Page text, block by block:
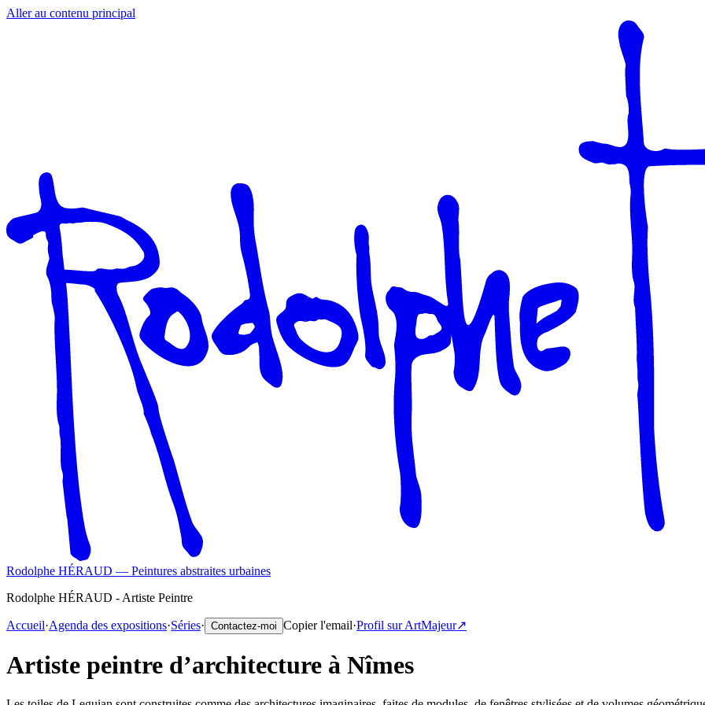
Aller au contenu principal
Rodolphe HÉRAUD — Peintures abstraites urbaines
Rodolphe HÉRAUD - Artiste Peintre
Accueil·Agenda des expositions·Séries· Contactez-moi Copier l'email·Profil sur ArtMajeur↗️
Artiste peintre d’architecture à Nîmes